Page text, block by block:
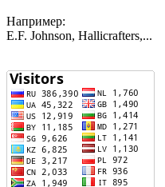
Например:
E.F. Johnson, Hallicrafters,...